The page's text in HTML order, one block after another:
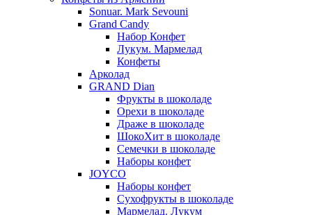
Sonuar. Mark Sevouni
Grand Candy
Набор Конфет
Лукум. Мармелад
Конфеты
Арколад
GRAND Dian
Фрукты в шоколаде
Орехи в шоколаде
Драже в шоколаде
ШокоХит в шоколаде
Семечки в шоколаде
Наборы конфет
JOYCO
Наборы конфет
Сухофрукты в шоколаде
Мармелад. Лукум